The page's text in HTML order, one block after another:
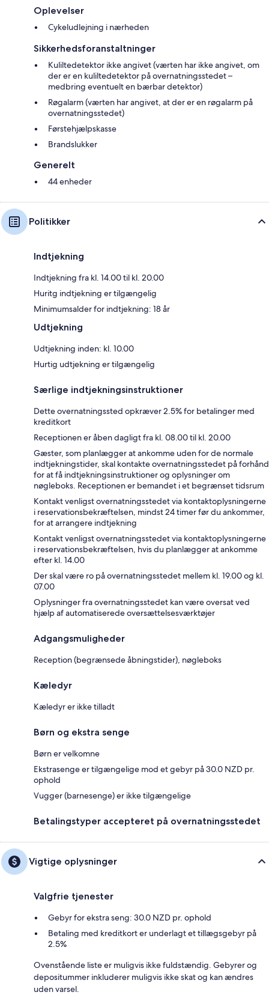
Oplevelser
Cykeludlejning i nærheden
Sikkerhedsforanstaltninger
Kuliltedetektor ikke angivet (værten har ikke angivet, om
der er en kuliltedetektor på overnatningsstedet –
medbring eventuelt en bærbar detektor)
Røgalarm (værten har angivet, at der er en røgalarm på
overnatningsstedet)
Førstehjælpskasse
Brandslukker
Generelt
44 enheder
Politikker
Indtjekning
Indtjekning fra kl. 14.00 til kl. 20.00
Huritg indtjekning er tilgængelig
Minimumsalder for indtjekning: 18 år
Udtjekning
Udtjekning inden: kl. 10.00
Hurtig udtjekning er tilgængelig
Særlige indtjekningsinstruktioner
Dette overnatningssted opkræver 2.5% for betalinger med
kreditkort
Receptionen er åben dagligt fra kl. 08.00 til kl. 20.00
Gæster, som planlægger at ankomme uden for de normale
indtjekningstider, skal kontakte overnatningsstedet på forhånd
for at få indtjekningsinstruktioner og oplysninger om
nøgleboks. Receptionen er bemandet i et begrænset tidsrum
Kontakt venligst overnatningsstedet via kontaktoplysningerne
i reservationsbekræftelsen, mindst 24 timer før du ankommer,
for at arrangere indtjekning
Kontakt venligst overnatningsstedet via kontaktoplysningerne
i reservationsbekræftelsen, hvis du planlægger at ankomme
efter kl. 14.00
Der skal være ro på overnatningsstedet mellem kl. 19.00 og kl.
07.00
Oplysninger fra overnatningsstedet kan være oversat ved
hjælp af automatiserede oversættelsesværktøjer
Adgangsmuligheder
Reception (begrænsede åbningstider), nøgleboks
Kæledyr
Kæledyr er ikke tilladt
Børn og ekstra senge
Børn er velkomne
Ekstrasenge er tilgængelige mod et gebyr på 30.0 NZD pr.
ophold
Vugger (barnesenge) er ikke tilgængelige
Betalingstyper accepteret på overnatningsstedet
Vigtige oplysninger
Valgfrie tjenester
Gebyr for ekstra seng: 30.0 NZD pr. ophold
Betaling med kreditkort er underlagt et tillægsgebyr på
2.5%
Ovenstående liste er muligvis ikke fuldstændig. Gebyrer og
depositummer inkluderer muligvis ikke skat og kan ændres
uden varsel.